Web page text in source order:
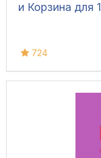
и Корзина для
724